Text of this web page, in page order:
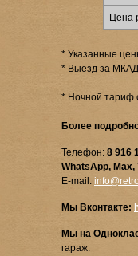
Цена
* Указанные
* Выезд за МКАД
* Ночной тариф
Более
Телефон: 8 916
WhatsApp,
E-mail:
Мы Вконтакте:
Мы на
гараж.